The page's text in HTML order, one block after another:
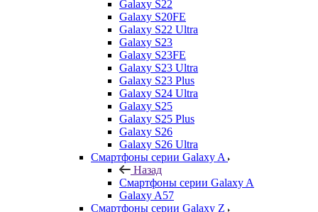
Galaxy S22
Galaxy S20FE
Galaxy S22 Ultra
Galaxy S23
Galaxy S23FE
Galaxy S23 Ultra
Galaxy S23 Plus
Galaxy S24 Ultra
Galaxy S25
Galaxy S25 Plus
Galaxy S26
Galaxy S26 Ultra
Смартфоны серии Galaxy A
Назад
Смартфоны серии Galaxy A
Galaxy A57
Смартфоны серии Galaxy Z